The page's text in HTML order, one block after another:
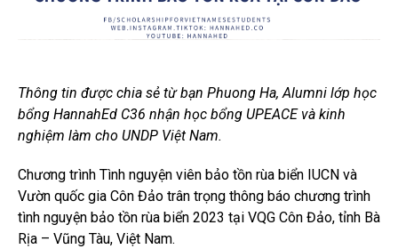
Thông tin được chia sẻ từ bạn Phuong Ha, Alumni lớp học
bổng HannahEd C36 nhận học bổng UPEACE và kinh
nghiệm làm cho UNDP Việt Nam.
Chương trình Tình nguyện viên bảo tồn rùa biển IUCN và
Vườn quốc gia Côn Đảo trân trọng thông báo chương trình
tình nguyện bảo tồn rùa biển 2023 tại VQG Côn Đảo, tỉnh Bà
Rịa – Vũng Tàu, Việt Nam.